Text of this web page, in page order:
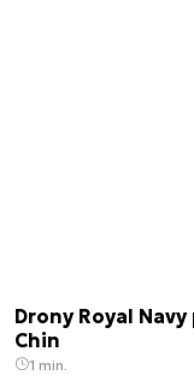
Drony Royal
Chin
1 min.